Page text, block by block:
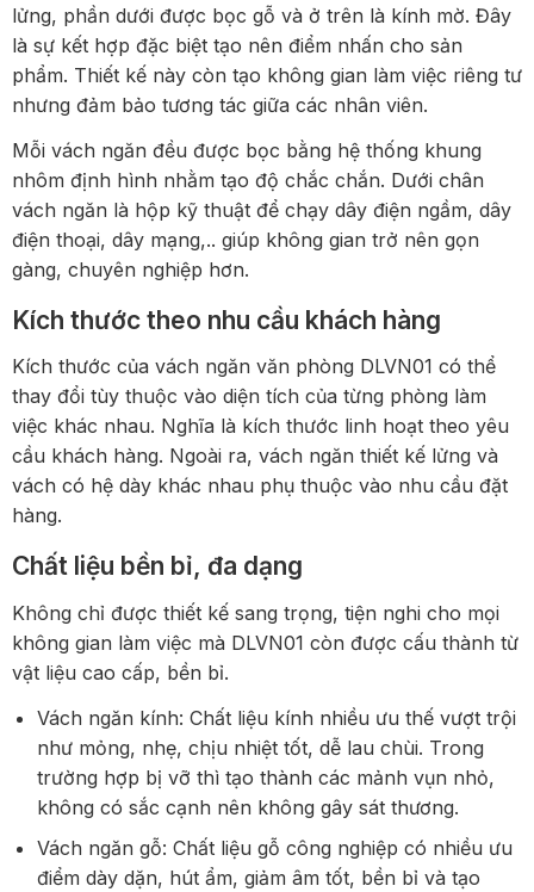
lửng, phần dưới được bọc gỗ và ở trên là kính mờ. Đây
là sự kết hợp đặc biệt tạo nên điểm nhấn cho sản
phẩm. Thiết kế này còn tạo không gian làm việc riêng tư
nhưng đảm bảo tương tác giữa các nhân viên.
Mỗi vách ngăn đều được bọc bằng hệ thống khung
nhôm định hình nhằm tạo độ chắc chắn. Dưới chân
vách ngăn là hộp kỹ thuật để chạy dây điện ngầm, dây
điện thoại, dây mạng,.. giúp không gian trở nên gọn
gàng, chuyên nghiệp hơn.
Kích thước theo nhu cầu khách hàng
Kích thước của vách ngăn văn phòng DLVN01 có thể
thay đổi tùy thuộc vào diện tích của từng phòng làm
việc khác nhau. Nghĩa là kích thước linh hoạt theo yêu
cầu khách hàng. Ngoài ra, vách ngăn thiết kế lửng và
vách có hệ dày khác nhau phụ thuộc vào nhu cầu đặt
hàng.
Chất liệu bền bỉ, đa dạng
Không chỉ được thiết kế sang trọng, tiện nghi cho mọi
không gian làm việc mà DLVN01 còn được cấu thành từ
vật liệu cao cấp, bền bỉ.
Vách ngăn kính: Chất liệu kính nhiều ưu thế vượt trội
như mỏng, nhẹ, chịu nhiệt tốt, dễ lau chùi. Trong
trường hợp bị vỡ thì tạo thành các mảnh vụn nhỏ,
không có sắc cạnh nên không gây sát thương.
Vách ngăn gỗ: Chất liệu gỗ công nghiệp có nhiều ưu
điểm dày dặn, hút ẩm, giảm âm tốt, bền bỉ và tạo